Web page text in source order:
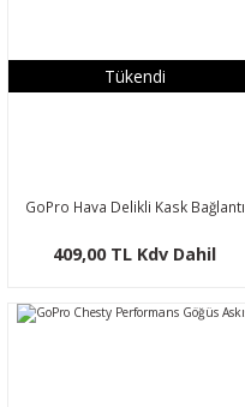
Tükendi
GoPro Hava Delikli Kask Bağlantı
409,00 TL Kdv Dahil